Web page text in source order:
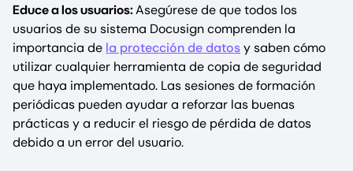
Educe a los usuarios:Asegúrese de que todos los
usuarios de su sistema Docusign comprenden la
importancia de la protección de datosy saben cómo
utilizar cualquier herramienta de copia de seguridad
que haya implementado. Las sesiones de formación
periódicas pueden ayudar a reforzar las buenas
prácticas y a reducir el riesgo de pérdida de datos
debido a un error del usuario.